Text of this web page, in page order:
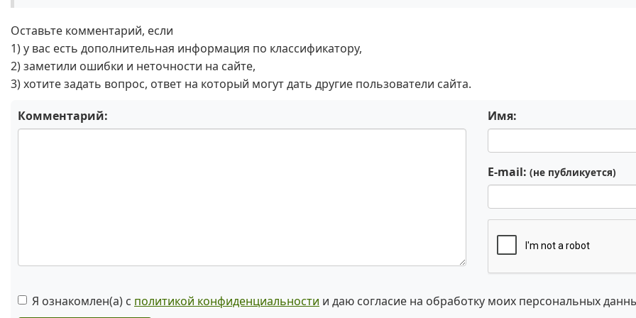
Оставьте комментарий, если
1) у вас есть дополнительная информация по классификатору,
2) заметили ошибки и неточности на сайте,
3) хотите задать вопрос, ответ на который могут дать другие пользователи сайта.
Комментарий: Имя:
E-mail: (не публикуется)
Я ознакомлен(а) с политикой конфиденциальности и даю согласие на обработку моих персональных